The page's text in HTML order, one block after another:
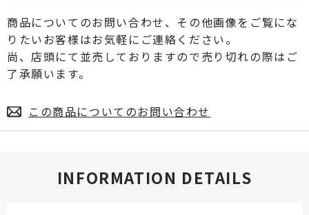
商品についてのお問い合わせ、その他画像をご覧にな
りたいお客様はお気軽にご連絡ください。
尚、店頭にて並売しておりますので売り切れの際はご
了承願います。
この商品についてのお問い合わせ
INFORMATION DETAILS